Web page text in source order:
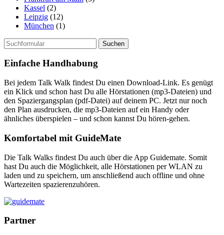
Kassel (2)
Leipzig (12)
München (1)
Suchen
nach:
Einfache Handhabung
Bei jedem Talk Walk findest Du einen Download-Link. Es genügt
ein Klick und schon hast Du alle Hörstationen (mp3-Dateien) und
den Spaziergangsplan (pdf-Datei) auf deinem PC. Jetzt nur noch
den Plan ausdrucken, die mp3-Dateien auf ein Handy oder
ähnliches überspielen – und schon kannst Du hören-gehen.
Komfortabel mit GuideMate
Die Talk Walks findest Du auch über die App Guidemate. Somit
hast Du auch die Möglichkeit, alle Hörstationen per WLAN zu
laden und zu speichern, um anschließend auch offline und ohne
Wartezeiten spazierenzuhören.
Partner